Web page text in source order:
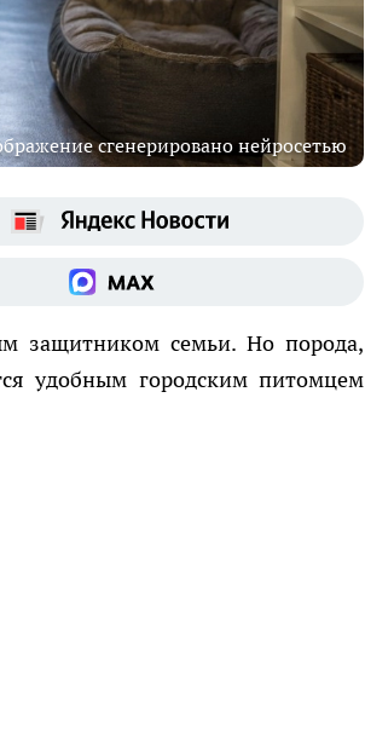
сгенерировано нейросетью
защитником семьи. Но порода,
удобным городским питомцем